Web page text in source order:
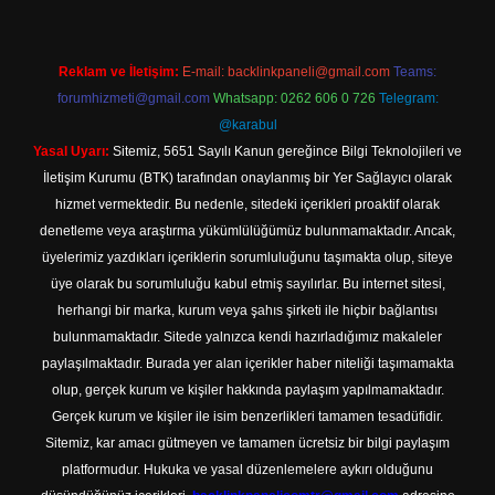
Reklam ve İletişim: E-mail: backlinkpaneli@gmail.com Teams:
forumhizmeti@gmail.com Whatsapp: 0262 606 0 726 Telegram:
@karabul
Yasal Uyarı: Sitemiz, 5651 Sayılı Kanun gereğince Bilgi Teknolojileri ve
İletişim Kurumu (BTK) tarafından onaylanmış bir Yer Sağlayıcı olarak
hizmet vermektedir. Bu nedenle, sitedeki içerikleri proaktif olarak
denetleme veya araştırma yükümlülüğümüz bulunmamaktadır. Ancak,
üyelerimiz yazdıkları içeriklerin sorumluluğunu taşımakta olup, siteye
üye olarak bu sorumluluğu kabul etmiş sayılırlar. Bu internet sitesi,
herhangi bir marka, kurum veya şahıs şirketi ile hiçbir bağlantısı
bulunmamaktadır. Sitede yalnızca kendi hazırladığımız makaleler
paylaşılmaktadır. Burada yer alan içerikler haber niteliği taşımamakta
olup, gerçek kurum ve kişiler hakkında paylaşım yapılmamaktadır.
Gerçek kurum ve kişiler ile isim benzerlikleri tamamen tesadüfidir.
Sitemiz, kar amacı gütmeyen ve tamamen ücretsiz bir bilgi paylaşım
platformudur. Hukuka ve yasal düzenlemelere aykırı olduğunu